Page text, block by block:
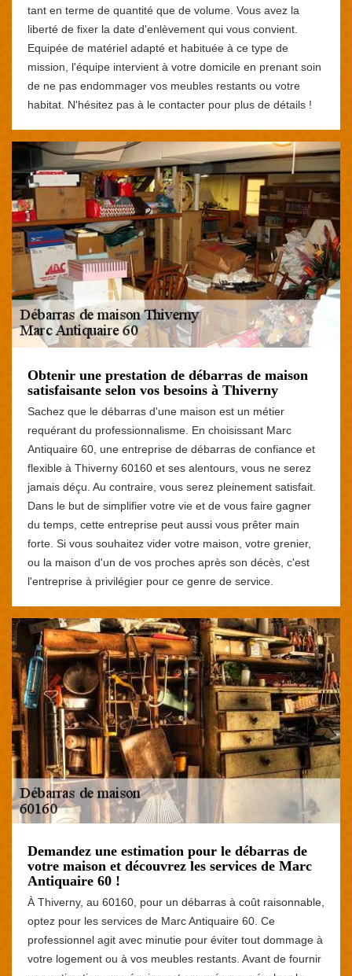
tant en terme de quantité que de volume. Vous avez la
liberté de fixer la date d'enlèvement qui vous convient.
Equipée de matériel adapté et habituée à ce type de
mission, l'équipe intervient à votre domicile en prenant soin
de ne pas endommager vos meubles restants ou votre
habitat. N'hésitez pas à le contacter pour plus de détails !
Obtenir une prestation de débarras de maison
satisfaisante selon vos besoins à Thiverny
Sachez que le débarras d'une maison est un métier
requérant du professionnalisme. En choisissant Marc
Antiquaire 60, une entreprise de débarras de confiance et
flexible à Thiverny 60160 et ses alentours, vous ne serez
jamais déçu. Au contraire, vous serez pleinement satisfait.
Dans le but de simplifier votre vie et de vous faire gagner
du temps, cette entreprise peut aussi vous prêter main
forte. Si vous souhaitez vider votre maison, votre grenier,
ou la maison d'un de vos proches après son décès, c'est
l'entreprise à privilégier pour ce genre de service.
Demandez une estimation pour le débarras de
votre maison et découvrez les services de Marc
Antiquaire 60 !
À Thiverny, au 60160, pour un débarras à coût raisonnable,
optez pour les services de Marc Antiquaire 60. Ce
professionnel agit avec minutie pour éviter tout dommage à
votre logement ou à vos meubles restants. Avant de fournir